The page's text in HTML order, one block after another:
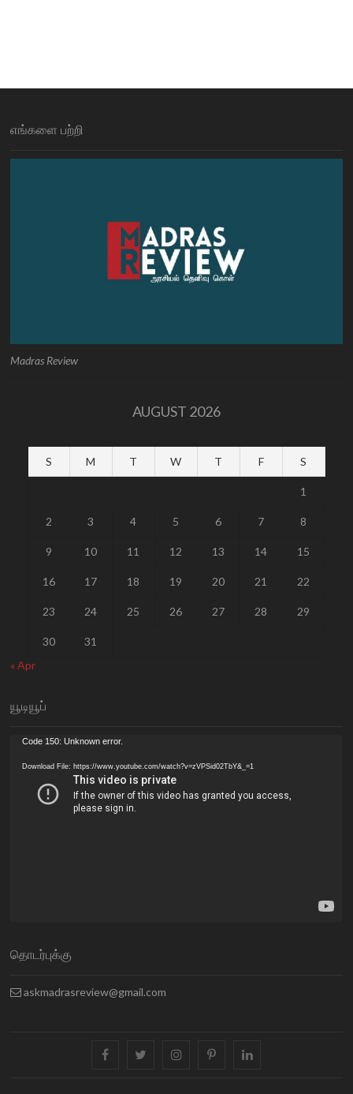
எங்களை பற்றி
Madras Review
AUGUST 2026
S M T W T F S
1
2 3 4 5 6 7 8
9 10 11 12 13 14 15
16 17 18 19 20 21 22
23 24 25 26 27 28 29
30
31
« Apr
யூடியூப்
Video
Code 150: Unknown error.
Download File: https://www.youtube.com/watch?v=zVPSid02TbY&_=1
தொடர்புக்கு
askmadrasreview@gmail.com
facebook twitter instagrampinterestlinkedin